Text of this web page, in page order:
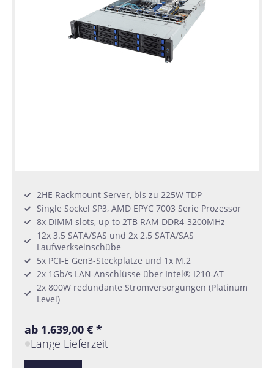
2HE Rackmount Server, bis zu 225W TDP
Single Sockel SP3, AMD EPYC 7003 Serie Prozessor
8x DIMM slots, up to 2TB RAM DDR4-3200MHz
12x 3.5 SATA/SAS und 2x 2.5 SATA/SAS
Laufwerkseinschübe
5x PCI-E Gen3-Steckplätze und 1x M.2
2x 1Gb/s LAN-Anschlüsse über Intel® I210-AT
2x 800W redundante Stromversorgungen (Platinum
Level)
ab 1.639,00 € *
Lange Lieferzeit